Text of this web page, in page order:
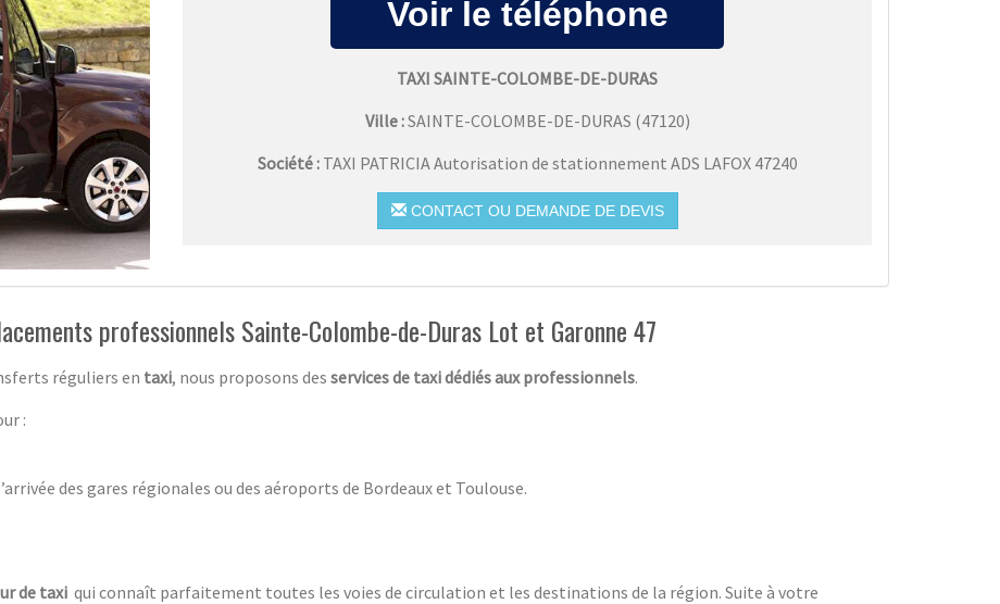
TAXI SAINTE-COLOMBE-DE-DURAS
Ville :SAINTE-COLOMBE-DE-DURAS (47120)
Société : TAXI PATRICIA Autorisation de stationnement ADS LAFOX 47240
CONTACT OU DEMANDE DE DEVIS
professionnels Sainte-Colombe-de-Duras Lot et Garonne 47
réguliers en taxi, nous proposons des services de taxi dédiés aux professionnels.
:
des gares régionales ou des aéroports de Bordeaux et Toulouse.
de taxi qui connaît parfaitement toutes les voies de circulation et les destinations de la région. Suite à votre